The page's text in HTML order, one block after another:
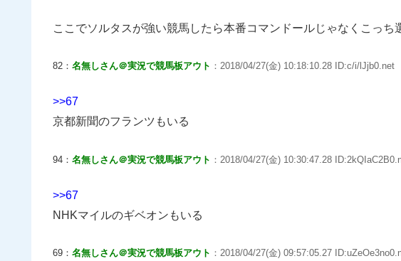
ここでソルタスが強い競馬したら本番コマンドールじゃなくこっち
82： 名無しさん＠実況で競馬板アウト ：2018/04/27(金) 10:18:10.28 ID:c/i/lJjb0.net
>>67
京都新聞のフランツもいる
94： 名無しさん＠実況で競馬板アウト ：2018/04/27(金) 10:30:47.28
>>67
NHKマイルのギベオンもいる
69： 名無しさん＠実況で競馬板アウト ：2018/04/27(金) 09:57:05.27